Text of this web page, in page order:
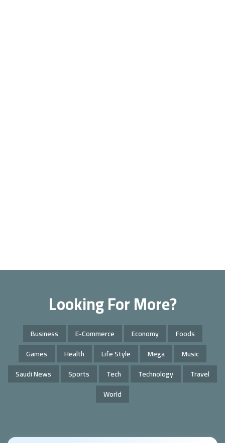
Looking For More?
Business E-Commerce Economy
Foods
Games
Health Life Style Mega
Music
Saudi News
Sports Tech Technology
Travel
World